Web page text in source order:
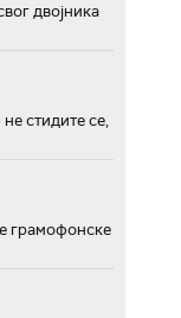
двојника
стидите се,
грамофонске